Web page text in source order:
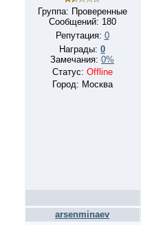
Группа: Проверенные
Сообщений: 180
Репутация: 0
Награды: 0
Замечания: 0%
Статус: Offline
Город: Москва
arsenminaev